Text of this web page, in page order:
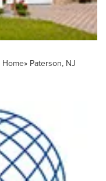
Paterson, NJ